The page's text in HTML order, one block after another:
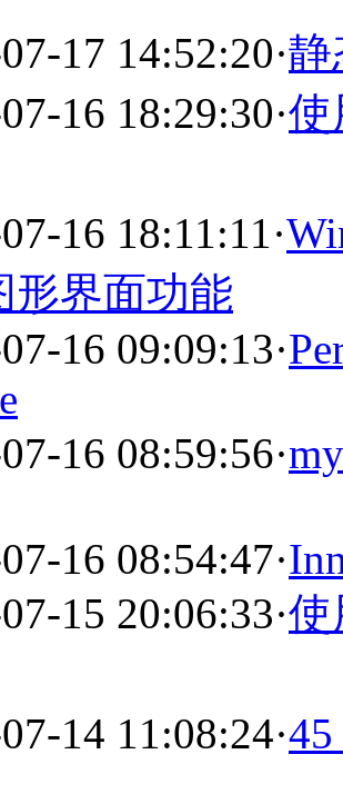
17 14:52:20·静
16 18:29:30·使
16 18:11:11·
形界面功能
16 09:09:13·
16 08:59:56·
16 08:54:47·
15 20:06:33·使
14 11:08:24·